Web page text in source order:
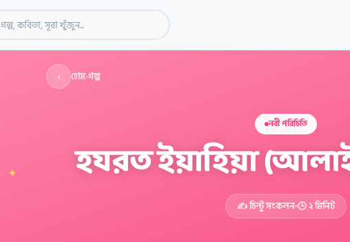
গল্প, কবিতা, সূরা খুঁজুন...
✦
‹ হোম›গল্প
নবী পরিচিতি
হযরত ইয়াহিয়া
✍️ চিন্টু সংকলন 🕒 ২ মিনিট